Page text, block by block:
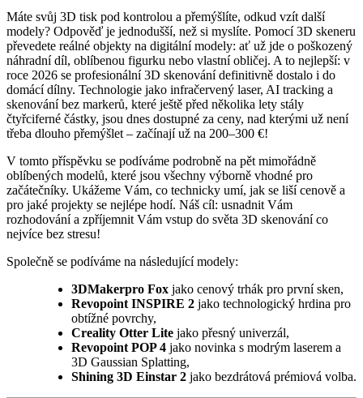
Máte svůj 3D tisk pod kontrolou a přemýšlíte, odkud vzít další
modely? Odpověď je jednodušší, než si myslíte. Pomocí 3D skeneru
převedete reálné objekty na digitální modely: ať už jde o poškozený
náhradní díl, oblíbenou figurku nebo vlastní obličej. A to nejlepší: v
roce 2026 se profesionální 3D skenování definitivně dostalo i do
domácí dílny. Technologie jako infračervený laser, AI tracking a
skenování bez markerů, které ještě před několika lety stály
čtyřciferné částky, jsou dnes dostupné za ceny, nad kterými už není
třeba dlouho přemýšlet – začínají už na 200–300 €!
V tomto příspěvku se podíváme podrobně na pět mimořádně
oblíbených modelů, které jsou všechny výborně vhodné pro
začátečníky. Ukážeme Vám, co technicky umí, jak se liší cenově a
pro jaké projekty se nejlépe hodí. Náš cíl: usnadnit Vám
rozhodování a zpříjemnit Vám vstup do světa 3D skenování co
nejvíce bez stresu!
Společně se podíváme na následující modely:
3DMakerpro Fox jako cenový trhák pro první sken,
Revopoint INSPIRE 2 jako technologický hrdina pro
obtížné povrchy,
Creality Otter Lite jako přesný univerzál,
Revopoint POP 4 jako novinka s modrým laserem a
3D Gaussian Splatting,
Shining 3D Einstar 2 jako bezdrátová prémiová volba.